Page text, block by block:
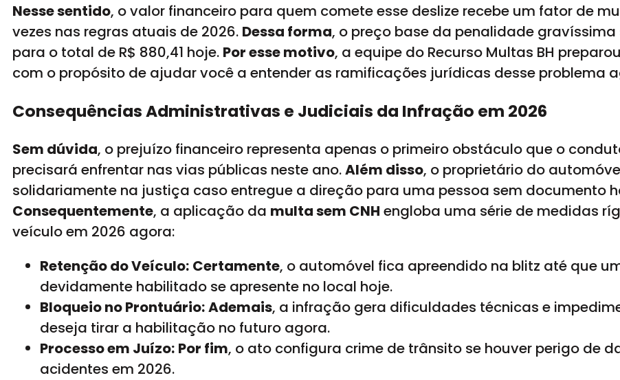
Nesse sentido, o valor financeiro para quem comete esse deslize recebe um fator de
vezes nas regras atuais de 2026. Dessa forma, o preço base da penalidade gravíssima
para o total de R$ 880,41 hoje. Por esse motivo, a equipe do Recurso Multas BH
com o propósito de ajudar você a entender as ramificações jurídicas desse problema
Consequências Administrativas e Judiciais da Infração em 2026
Sem dúvida, o prejuízo financeiro representa apenas o primeiro obstáculo que o
precisará enfrentar nas vias públicas neste ano.Além disso, o proprietário do
solidariamente na justiça caso entregue a direção para uma pessoa sem documento
Consequentemente, a aplicação da multa sem CNH engloba uma série de medidas
veículo em 2026 agora:
Retenção do Veículo: Certamente, o automóvel fica apreendido na blitz até que
devidamente habilitado se apresente no local hoje.
Bloqueio no Prontuário:Ademais, a infração gera dificuldades técnicas e
deseja tirar a habilitação no futuro agora.
Processo em Juízo: Por fim, o ato configura crime de trânsito se houver perigo de
acidentes em 2026.